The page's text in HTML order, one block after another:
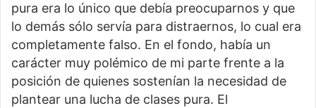
pura era lo único que debía preocuparnos y que
lo demás sólo servía para distraernos, lo cual era
completamente falso. En el fondo, había un
carácter muy polémico de mi parte frente a la
posición de quienes sostenían la necesidad de
plantear una lucha de clases pura. El